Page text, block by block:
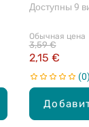
Обычная цена
2,15 €
3,59 €
Доступны 9
0